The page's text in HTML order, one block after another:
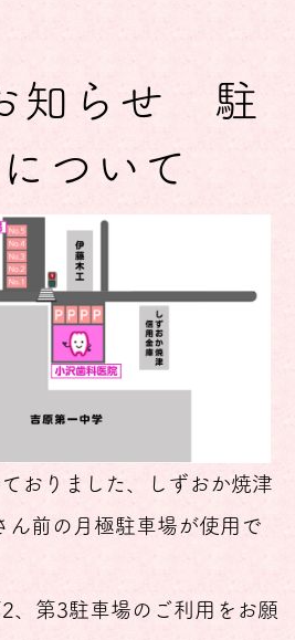
知らせ 駐
ついて
おりました、しずおか焼津
ん前の月極駐車場が使用で
、第3駐車場のご利用をお願